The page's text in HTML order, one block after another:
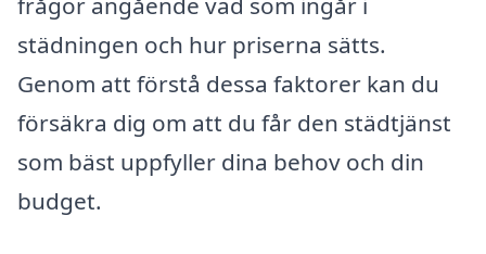
städningen och hur priserna sätts.
Genom att förstå dessa faktorer kan du
försäkra dig om att du får den städtjänst
som bäst uppfyller dina behov och din
budget.